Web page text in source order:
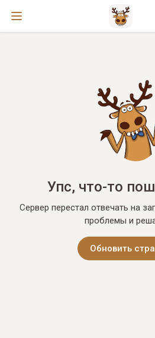
Упс, что-то
Сервер перестал отвечать на
проблемы и
Обновить